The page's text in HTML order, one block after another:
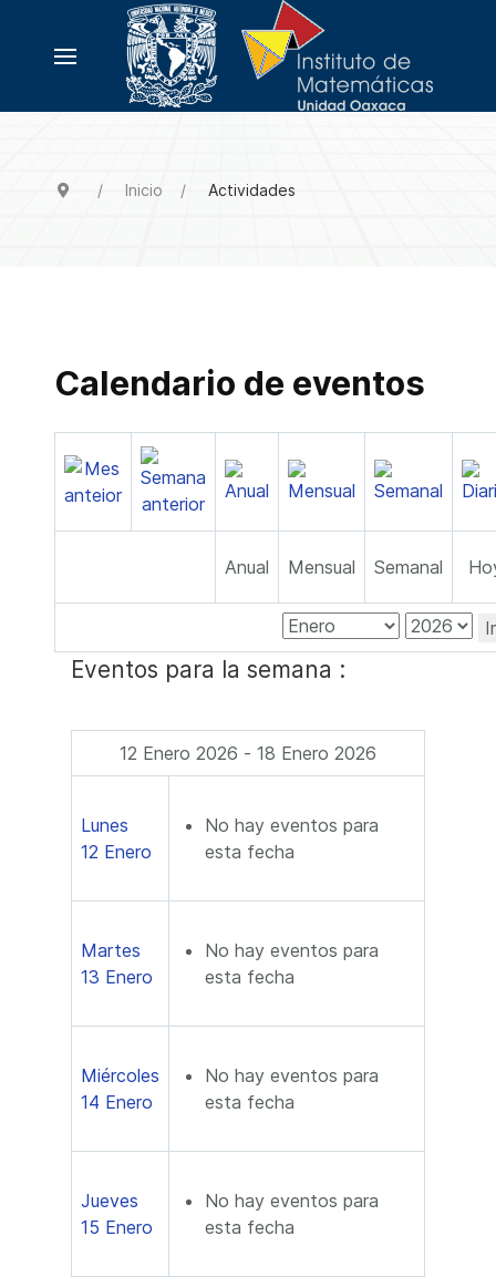
Inicio Actividades
Calendario de eventos
Anual Mensual Semanal
Eventos para la semana :
12 Enero 2026 - 18 Enero 2026
Lunes
12 Enero
No hay eventos para
esta fecha
Martes
13 Enero
No hay eventos para
esta fecha
Miércoles
14 Enero
No hay eventos para
esta fecha
Jueves
15 Enero
No hay eventos para
esta fecha